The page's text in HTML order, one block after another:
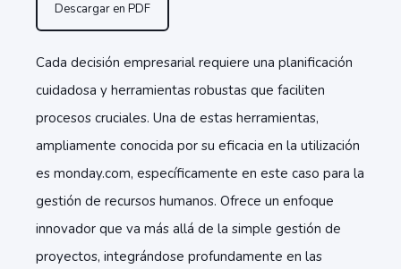
Descargar en PDF
Cada decisión empresarial requiere una planificación
cuidadosa y herramientas robustas que faciliten
procesos cruciales. Una de estas herramientas,
ampliamente conocida por su eficacia en la utilización
es monday.com, específicamente en este caso para la
gestión de recursos humanos. Ofrece un enfoque
innovador que va más allá de la simple gestión de
proyectos, integrándose profundamente en las